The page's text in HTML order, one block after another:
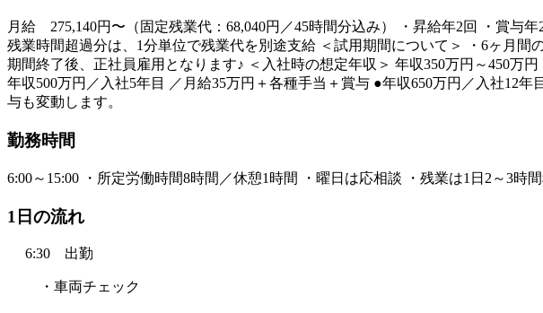
月給 275,140円〜（固定残業代：68,040円／45時間分込み） ・昇給年2回 ・賞
残業時間超過分は、1分単位で残業代を別途支給 ＜試用期間について＞ ・6ヶ月
期間終了後、正社員雇用となります♪ ＜入社時の想定年収＞ 年収350万円～450
年収500万円／入社5年目 ／月給35万円＋各種手当＋賞与 ●年収650万円／入社
与も変動します。
勤務時間
6:00～15:00 ・所定労働時間8時間／休憩1時間 ・曜日は応相談 ・残業は1日2～3
1日の流れ
6:30 出勤
・車両チェック